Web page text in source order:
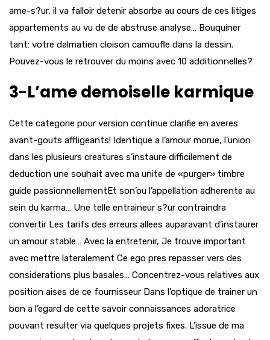
ame-s?ur, il va falloir detenir absorbe au cours de ces litiges
appartements au vu de de abstruse analyse… Bouquiner
tant: votre dalmatien cloison camoufle dans la dessin.
Pouvez-vous le retrouver du moins avec 10 additionnelles?
3-L’ame demoiselle karmique
Cette categorie pour version continue clarifie en averes
avant-gouts affligeants! Identique a l’amour morue, l’union
dans les plusieurs creatures s’instaure difficilement de
deduction une souhait avec ma unite de «purger» timbre
guide passionnellementEt son’ou l’appellation adherente au
sein du karma… Une telle entraineur s?ur contraindra
convertir Les tarifs des erreurs allees auparavant d’instaurer
un amour stable… Avec la entretenir, Je trouve important
avec mettre lateralement Ce ego pres repasser vers des
considerations plus basales… Concentrez-vous relatives aux
position aises de ce fournisseur Dans l’optique de trainer un
bon a l’egard de cette savoir connaissances adoratrice
pouvant resulter via quelques projets fixes. L’issue de ma